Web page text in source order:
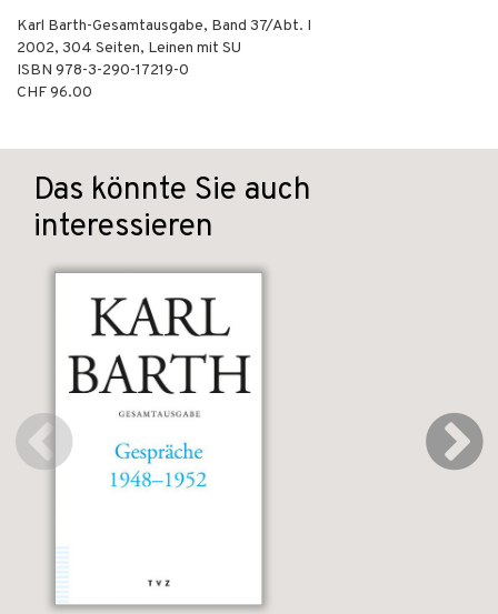
Karl Barth-Gesamtausgabe, Band 37/Abt. I
2002, 304 Seiten, Leinen mit SU
ISBN 978-3-290-17219-0
CHF 96.00
Das könnte Sie auch
interessieren